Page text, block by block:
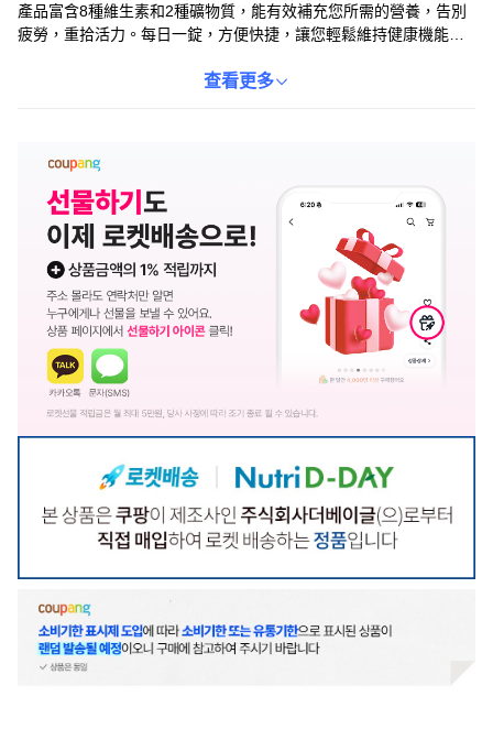
產品富含8種維生素和2種礦物質，能有效補充您所需的營養，告別
疲勞，重拾活力。每日一錠，方便快捷，讓您輕鬆維持健康機能。
您的健康加分，享受充滿活力每一天。
查看更多